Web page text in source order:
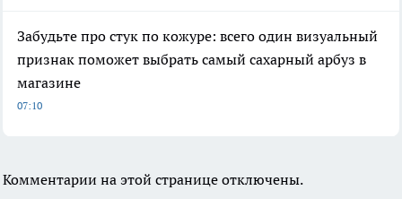
Забудьте про стук по кожуре: всего один визуальный
признак поможет выбрать самый сахарный арбуз в
магазине
07:10
Комментарии на этой странице отключены.